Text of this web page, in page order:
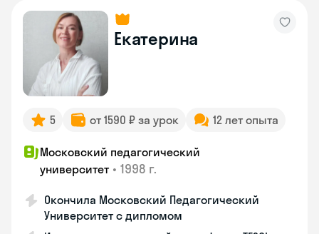
Екатерина
5 от 1590 ₽ за урок 12 лет опыта
Московский педагогический
университет • 1998 г.
Окончила Московский Педагогический
Университет с дипломом